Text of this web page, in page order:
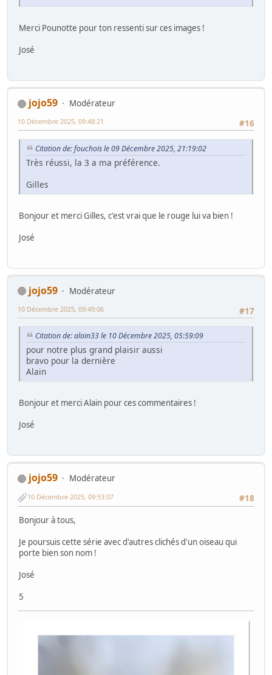
Merci Pounotte pour ton ressenti sur ces images !
José
jojo59
Modérateur
#16
10 Décembre 2025, 09:48:21
Citation de: fouchois le 09 Décembre 2025, 21:19:02
Très réussi, la 3 a ma préférence.
Gilles
Bonjour et merci Gilles, c'est vrai que le rouge lui va bien !
José
jojo59
Modérateur
#17
10 Décembre 2025, 09:49:06
Citation de: alain33 le 10 Décembre 2025, 05:59:09
pour notre plus grand plaisir aussi
bravo pour la dernière
Alain
Bonjour et merci Alain pour ces commentaires !
José
jojo59
Modérateur
#18
10 Décembre 2025, 09:53:07
Bonjour à tous,
Je poursuis cette série avec d'autres clichés d'un oiseau qui
porte bien son nom !
José
5